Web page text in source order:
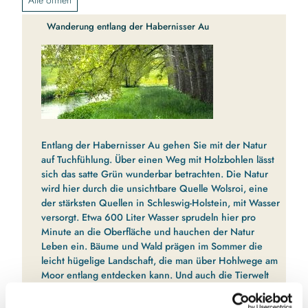
Wanderung entlang der Habernisser Au
Entlang der Habernisser Au gehen Sie mit der Natur
auf Tuchfühlung. Über einen Weg mit Holzbohlen lässt
sich das satte Grün wunderbar betrachten. Die Natur
wird hier durch die unsichtbare Quelle Wolsroi, eine
der stärksten Quellen in Schleswig-Holstein, mit Wasser
versorgt. Etwa 600 Liter Wasser sprudeln hier pro
Minute an die Oberfläche und hauchen der Natur
Leben ein. Bäume und Wald prägen im Sommer die
leicht hügelige Landschaft, die man über Hohlwege am
Moor entlang entdecken kann. Und auch die Tierwelt
weiß diesen besonderen Ort sehr zu schätzen. Rehe
fühlen sich an der Habernisser Au ebenso wohl wie